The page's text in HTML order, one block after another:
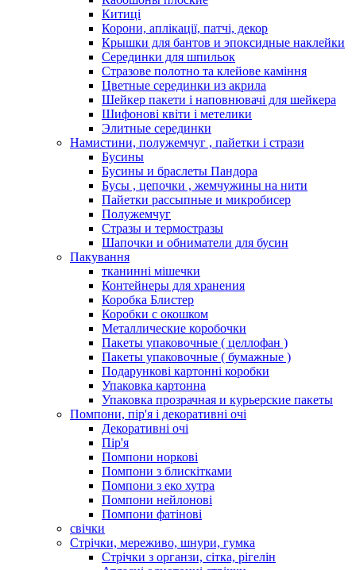
Китиці
Корони, аплікації, патчі, декор
Крышки для бантов и эпоксидные наклейки
Серединки для шпильок
Стразове полотно та клейове каміння
Цветные серединки из акрила
Шейкер пакети і наповнювачі для шейкера
Шифонові квіти і метелики
Элитные серединки
Намистини, полужемчуг , пайетки і стрази
Бусины
Бусины и браслеты Пандора
Бусы , цепочки , жемчужины на нити
Пайетки рассыпные и микробисер
Полужемчуг
Стразы и термостразы
Шапочки и обниматели для бусин
Пакування
тканинні мішечки
Контейнеры для хранения
Коробка Блистер
Коробки с окошком
Металлические коробочки
Пакеты упаковочные ( целлофан )
Пакеты упаковочные ( бумажные )
Подарункові картонні коробки
Упаковка картонна
Упаковка прозрачная и курьерские пакеты
Помпони, пір'я і декоративні очі
Декоративні очі
Пір'я
Помпони норкові
Помпони з блискітками
Помпони з еко хутра
Помпони нейлонові
Помпони фатінові
свічки
Стрічки, мереживо, шнури, гумка
Стрічки з органзи, сітка, рігелін